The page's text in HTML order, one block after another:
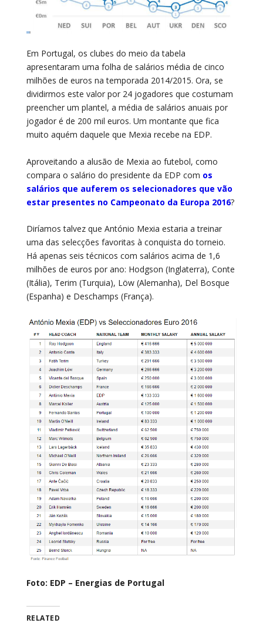
Em Portugal, os clubes do meio da tabela
apresentaram uma folha de salários média de cinco
milhões de euros na temporada 2014/2015. Ora, se
dividirmos este valor por 24 jogadores que costumam
preencher um plantel, a média de salários anuais por
jogador é de 200 mil euros. Um montante que fica
muito aquém daquele que Mexia recebe na EDP.
Aproveitando a alusão de Mexia ao futebol, como
compara o salário do presidente da EDP com os
salários que auferem os selecionadores que vão
estar presentes no Campeonato da Europa 2016?
Diríamos talvez que António Mexia estaria a treinar
uma das selecções favoritas à conquista do torneio.
Há apenas seis técnicos com salários acima de 1,6
milhões de euros por ano: Hodgson (Inglaterra), Conte
(Itália), Terim (Turquia), Löw (Alemanha), Del Bosque
(Espanha) e Deschamps (França).
Foto: EDP – Energias de Portugal
RELATED